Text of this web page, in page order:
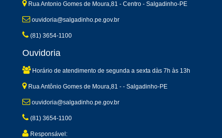
Rua Antonio Gomes de Moura,81 - Centro - Salgadinho-PE
ouvidoria@salgadinho.pe.gov.br
(81) 3654-1100
Ouvidoria
Horário de atendimento de segunda a sexta dàs 7h às 13h
Rua Antônio Gomes de Moura,81 - - Salgadinho-PE
ouvidoria@salgadinho.pe.gov.br
(81) 3654-1100
Responsável: